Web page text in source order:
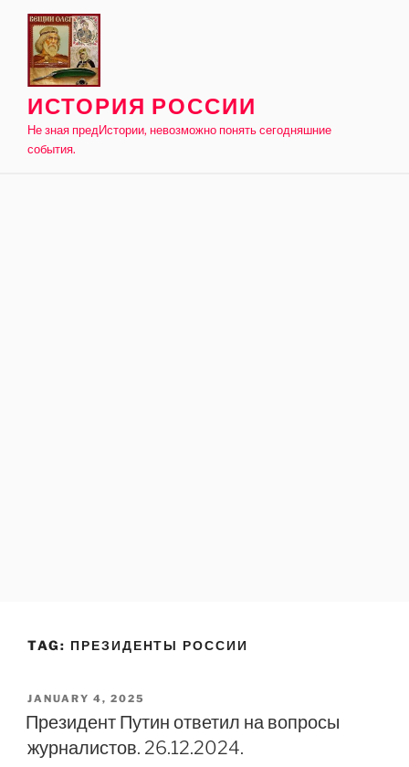
content
ИСТОРИЯ РОССИИ
Не зная предИстории, невозможно понять сегодняшние
события.
TAG: ПРЕЗИДЕНТЫ РОССИИ
POSTED
ON
JANUARY 4, 2025
Президент Путин ответил на вопросы
журналистов. 26.12.2024.